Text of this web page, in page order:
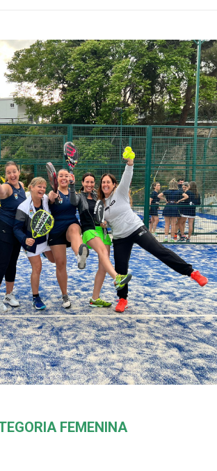
FEMENINA